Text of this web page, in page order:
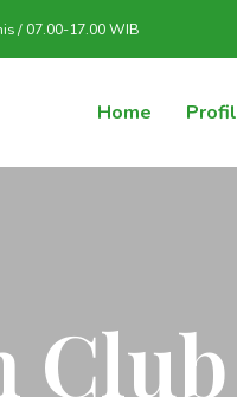
/ 07.00-17.00 WIB
Home Profil
Club